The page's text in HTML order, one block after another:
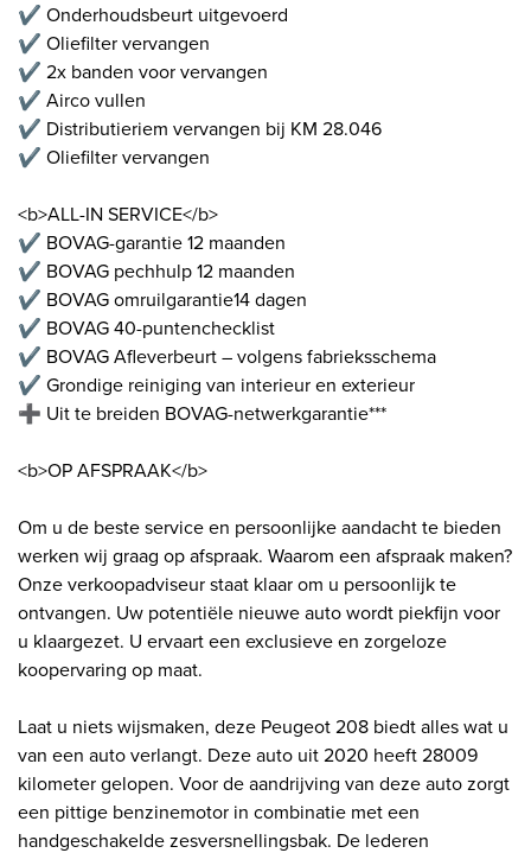
✔️ Onderhoudsbeurt uitgevoerd
✔️ Oliefilter vervangen
✔️ 2x banden voor vervangen
✔️ Airco vullen
✔️ Distributieriem vervangen bij KM 28.046
✔️ Oliefilter vervangen
<b>ALL-IN SERVICE</b>
✔️ BOVAG-garantie 12 maanden
✔️ BOVAG pechhulp 12 maanden
✔️ BOVAG omruilgarantie14 dagen
✔️ BOVAG 40-puntenchecklist
✔️ BOVAG Afleverbeurt – volgens fabrieksschema
✔️ Grondige reiniging van interieur en exterieur
➕ Uit te breiden BOVAG-netwerkgarantie***
<b>OP AFSPRAAK</b>
Om u de beste service en persoonlijke aandacht te bieden
werken wij graag op afspraak. Waarom een afspraak maken?
Onze verkoopadviseur staat klaar om u persoonlijk te
ontvangen. Uw potentiële nieuwe auto wordt piekfijn voor
u klaargezet. U ervaart een exclusieve en zorgeloze
koopervaring op maat.
Laat u niets wijsmaken, deze Peugeot 208 biedt alles wat u
van een auto verlangt. Deze auto uit 2020 heeft 28009
kilometer gelopen. Voor de aandrijving van deze auto zorgt
een pittige benzinemotor in combinatie met een
handgeschakelde zesversnellingsbak. De lederen